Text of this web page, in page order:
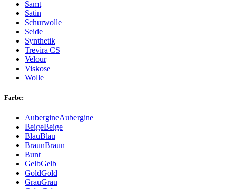
Samt
Satin
Schurwolle
Seide
Synthetik
Trevira CS
Velour
Viskose
Wolle
Farbe:
AubergineAubergine
BeigeBeige
BlauBlau
BraunBraun
Bunt
GelbGelb
GoldGold
GrauGrau